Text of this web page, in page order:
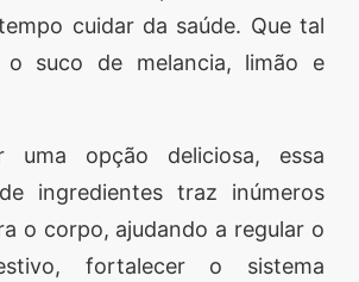
segredos valiosos e
receitas rápidas e fáceis
todos ao seu redor.
Transforme suas
refeições e inspire-se
agora mesmo!
cuidar da saúde. Que tal
o suco de melancia, limão e
uma opção deliciosa, essa
ingredientes traz inúmeros
o corpo, ajudando a regular o
fortalecer o sistema